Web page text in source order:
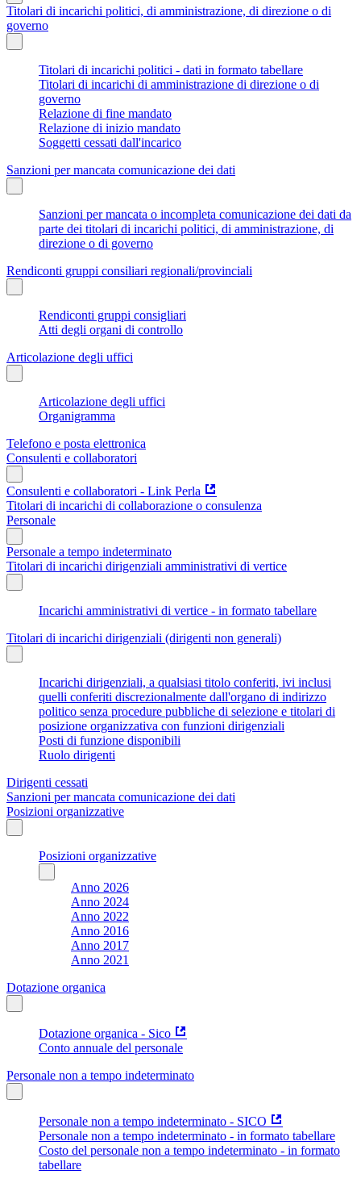
Titolari di incarichi politici, di amministrazione, di direzione o di
governo
Titolari di incarichi politici - dati in formato tabellare
Titolari di incarichi di amministrazione di direzione o di
governo
Relazione di fine mandato
Relazione di inizio mandato
Soggetti cessati dall'incarico
Sanzioni per mancata comunicazione dei dati
Sanzioni per mancata o incompleta comunicazione dei dati da
parte dei titolari di incarichi politici, di amministrazione, di
direzione o di governo
Rendiconti gruppi consiliari regionali/provinciali
Rendiconti gruppi consigliari
Atti degli organi di controllo
Articolazione degli uffici
Articolazione degli uffici
Organigramma
Telefono e posta elettronica
Consulenti e collaboratori
Consulenti e collaboratori - Link Perla
Titolari di incarichi di collaborazione o consulenza
Personale
Personale a tempo indeterminato
Titolari di incarichi dirigenziali amministrativi di vertice
Incarichi amministrativi di vertice - in formato tabellare
Titolari di incarichi dirigenziali (dirigenti non generali)
Incarichi dirigenziali, a qualsiasi titolo conferiti, ivi inclusi
quelli conferiti discrezionalmente dall'organo di indirizzo
politico senza procedure pubbliche di selezione e titolari di
posizione organizzativa con funzioni dirigenziali
Posti di funzione disponibili
Ruolo dirigenti
Dirigenti cessati
Sanzioni per mancata comunicazione dei dati
Posizioni organizzative
Posizioni organizzative
Anno 2026
Anno 2024
Anno 2022
Anno 2016
Anno 2017
Anno 2021
Dotazione organica
Dotazione organica - Sico
Conto annuale del personale
Personale non a tempo indeterminato
Personale non a tempo indeterminato - SICO
Personale non a tempo indeterminato - in formato tabellare
Costo del personale non a tempo indeterminato - in formato
tabellare